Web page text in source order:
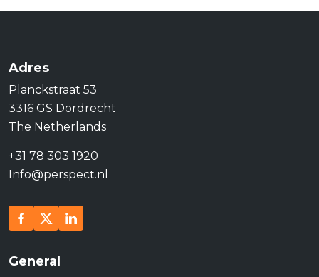
Adres
Planckstraat 53
3316 GS Dordrecht
The Netherlands
+31 78 303 1920
Info@perspect.nl
General